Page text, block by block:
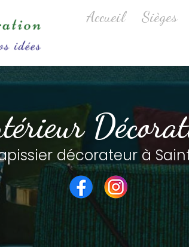
Accueil Sièges
décorateur à